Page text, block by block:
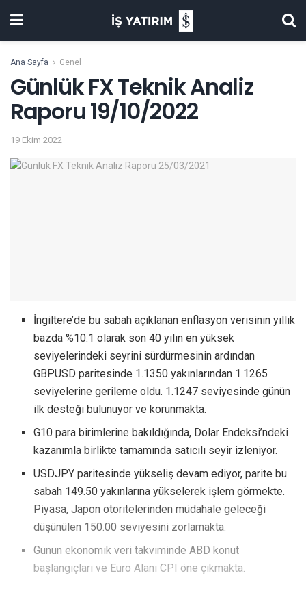
Ana Sayfa Genel
Günlük FX Teknik Analiz
Raporu 19/10/2022
19 Ekim 2022
İngiltere’de bu sabah açıklanan enflasyon verisinin yıllık
bazda %10.1 olarak son 40 yılın en yüksek
seviyelerindeki seyrini sürdürmesinin ardından
GBPUSD paritesinde 1.1350 yakınlarından 1.1265
seviyelerine gerileme oldu. 1.1247 seviyesinde günün
ilk desteği bulunuyor ve korunmakta.
G10 para birimlerine bakıldığında, Dolar Endeksi’ndeki
kazanımla birlikte tamamında satıcılı seyir izleniyor.
USDJPY paritesinde yükseliş devam ediyor, parite bu
sabah 149.50 yakınlarına yükselerek işlem görmekte.
Piyasa, Japon otoritelerinden müdahale geleceği
düşünülen 150.00 seviyesini zorlamakta.
Günün ekonomik veri takviminde ABD konut
başlangıçları ve Euro Alanı CPI öne çıkmakta.